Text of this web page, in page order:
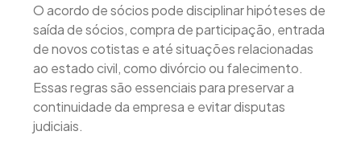
O acordo de sócios pode disciplinar hipóteses de
saída de sócios, compra de participação, entrada
de novos cotistas e até situações relacionadas
ao estado civil, como divórcio ou falecimento.
Essas regras são essenciais para preservar a
continuidade da empresa e evitar disputas
judiciais.